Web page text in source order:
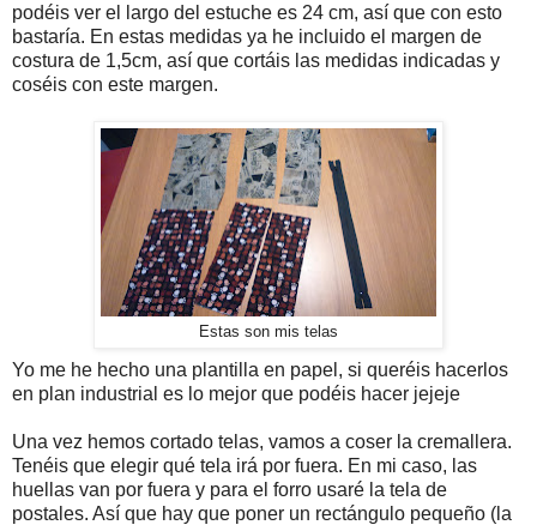
podéis ver el largo del estuche es 24 cm, así que con esto
bastaría. En estas medidas ya he incluido el margen de
costura de 1,5cm, así que cortáis las medidas indicadas y
coséis con este margen.
Estas son mis telas
Yo me he hecho una plantilla en papel, si queréis hacerlos
en plan industrial es lo mejor que podéis hacer jejeje
Una vez hemos cortado telas, vamos a coser la cremallera.
Tenéis que elegir qué tela irá por fuera. En mi caso, las
huellas van por fuera y para el forro usaré la tela de
postales. Así que hay que poner un rectángulo pequeño (la